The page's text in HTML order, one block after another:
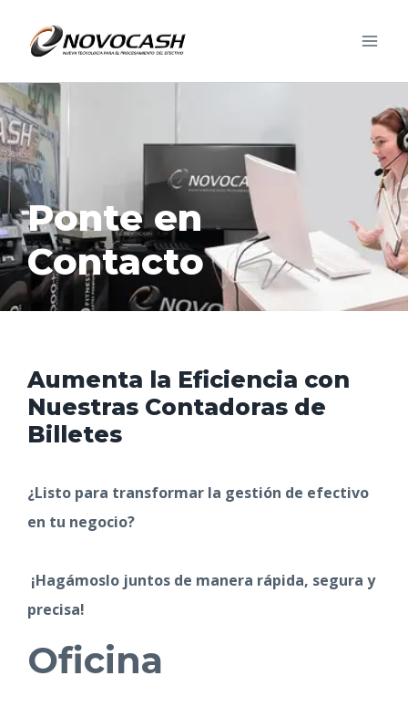
Ponte en
Contacto
Aumenta la Eficiencia con
Nuestras Contadoras de
Billetes
¿Listo para transformar la gestión de efectivo
en tu negocio?
¡Hagámoslo juntos de manera rápida, segura y
precisa!
Oficina